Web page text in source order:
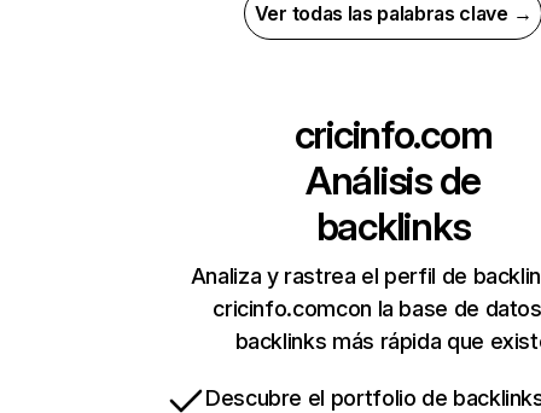
Ver todas las palabras clave →
cricinfo.com
Análisis de
backlinks
Analiza y rastrea el perfil de
cricinfo.comcon la base de
backlinks más rápida que
Descubre el portfolio de